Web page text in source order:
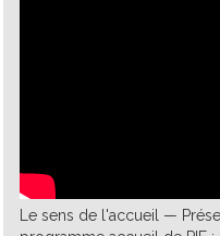
Le sens de l'accueil —